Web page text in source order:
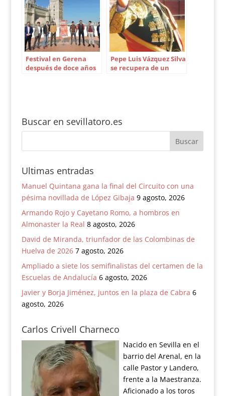
Festival en Gerena
después de doce años
Pepe Luis Vázquez Silva
se recupera de un
Buscar en sevillatoro.es
Ultimas entradas
Manuel Quintana gana la final del Circuito con una
pésima novillada de López Gibaja 9 agosto, 2026
Armando Rojo y Cayetano Romo, a hombros en
Almonaster la Real 8 agosto, 2026
David de Miranda, triunfador de las Colombinas de
Huelva de 2026 7 agosto, 2026
Ampliado a siete los semifinalistas del certamen de la
Escuelas de Andalucía 6 agosto, 2026
Javier y Borja Jiménez, juntos en la plaza de Cabra 6
agosto, 2026
Carlos Crivell Charneco
Nacido en Sevilla en el
barrio del Arenal, en la
calle Pastor y Landero,
frente a la Maestranza.
Aficionado a los toros